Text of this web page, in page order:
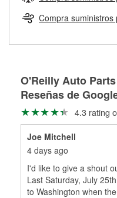
Herramientas de O'Reilly
pueden ser reutilizados,
partes de reemplazo
Rectificación de
Compra suministros
O'Reilly Auto
Reseñas de
4.3 rating
Joe Mitchell
4 days ago
I'd like to give a shout
Last Saturday, July
to Washington when